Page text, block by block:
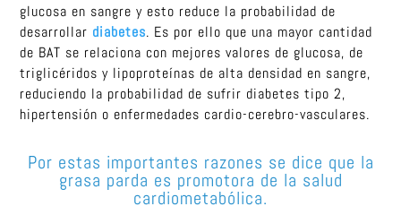
glucosa en sangre y esto reduce la probabilidad de
desarrollar diabetes. Es por ello que una mayor cantidad
de BAT se relaciona con mejores valores de glucosa, de
triglicéridos y lipoproteínas de alta densidad en sangre,
reduciendo la probabilidad de sufrir diabetes tipo 2,
hipertensión o enfermedades cardio-cerebro-vasculares.
Por estas importantes razones se dice que la
grasa parda es promotora de la salud
cardiometabólica.